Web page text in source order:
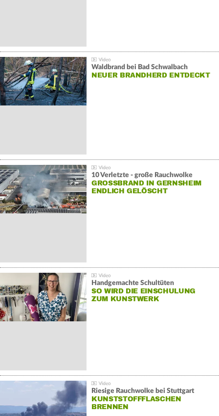
Waldbrand bei Bad Schwalbach
NEUER BRANDHERD ENTDECKT
10 Verletzte - große Rauchwolke
GROSSBRAND IN GERNSHEIM E
NDLICH GELÖSCHT
Handgemachte Schultüten
SO WIRD DIE EINSCHULUNG
ZUM KUNSTWERK
Riesige Rauchwolke bei Stuttgart
KUNSTSTOFFFLASCHEN
BRENNEN